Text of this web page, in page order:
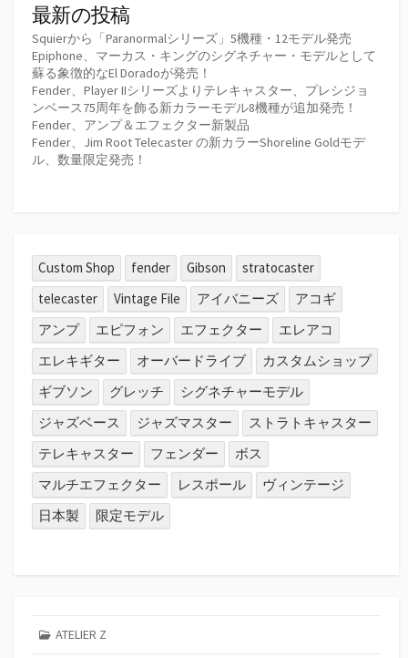
最新の投稿
Squierから「Paranormalシリーズ」5機種・12モデル発売
Epiphone、マーカス・キングのシグネチャー・モデルとして
蘇る象徴的なEl Doradoが発売！
Fender、Player IIシリーズよりテレキャスター、プレシジョ
ンベース75周年を飾る新カラーモデル8機種が追加発売！
Fender、アンプ＆エフェクター新製品
Fender、Jim Root Telecaster の新カラーShoreline Goldモデ
ル、数量限定発売！
Custom Shop fender Gibson
stratocaster
telecaster
Vintage File アイバニーズ
アコギ
アンプ
エピフォン エフェクター
エレアコ
エレキギター
オーバードライブ
カスタムショップ
ギブソン
グレッチ
シグネチャーモデル
ジャズベース
ジャズマスター
ストラトキャスター
テレキャスター
フェンダー
ボス
マルチエフェクター
レスポール
ヴィンテージ
日本製
限定モデル
ATELIER Z